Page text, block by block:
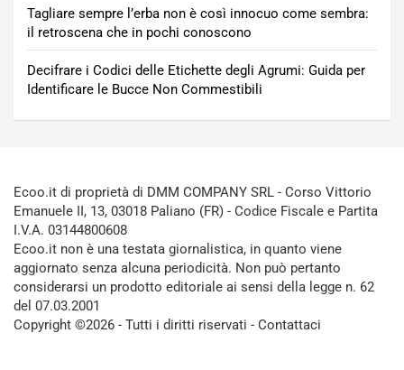
Tagliare sempre l’erba non è così innocuo come sembra:
il retroscena che in pochi conoscono
Decifrare i Codici delle Etichette degli Agrumi: Guida per
Identificare le Bucce Non Commestibili
Ecoo.it di proprietà di DMM COMPANY SRL - Corso Vittorio
Emanuele II, 13, 03018 Paliano (FR) - Codice Fiscale e Partita
I.V.A. 03144800608
Ecoo.it non è una testata giornalistica, in quanto viene
aggiornato senza alcuna periodicità. Non può pertanto
considerarsi un prodotto editoriale ai sensi della legge n. 62
del 07.03.2001
Copyright ©2026 - Tutti i diritti riservati - Contattaci